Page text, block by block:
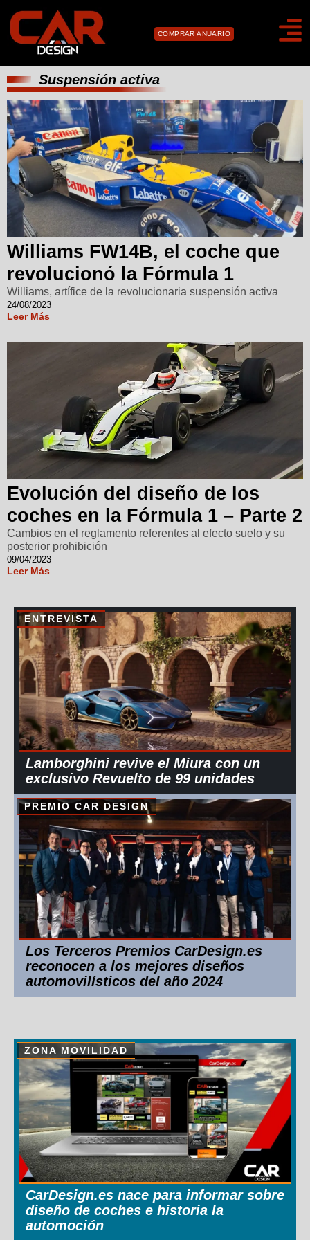
COMPRAR ANUARIO
Suspensión activa
Williams FW14B, el coche que
revolucionó la Fórmula 1
Williams, artífice de la revolucionaria suspensión activa
24/08/2023
Leer Más
Evolución del diseño de los
coches en la Fórmula 1 – Parte 2
Cambios en el reglamento referentes al efecto suelo y su
posterior prohibición
09/04/2023
Leer Más
ENTREVISTA
Lamborghini revive el Miura con un
exclusivo Revuelto de 99 unidades
PREMIO CAR DESIGN
Los Terceros Premios CarDesign.es
reconocen a los mejores diseños
automovilísticos del año 2024
ZONA MOVILIDAD
CarDesign.es nace para informar sobre
diseño de coches e historia la
automoción